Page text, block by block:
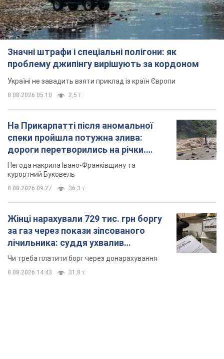
Значні штрафи і спеціальні полігони: як
проблему джипінгу вирішують за кордоном
Україні не завадить взяти приклад із країн Європи
8.08.2026 05:10 2,5 т.
На Прикарпатті після аномальної
спеки пройшла потужна злива:
дороги перетворились на річки.
Відео
Негода накрила Івано-Франківщину та
курортний Буковель
8.08.2026 09:27 36,3 т.
Жінці нарахували 729 тис. грн боргу
за газ через покази зіпсованого
лічильника: суддя ухвалив
неочікуване рішення
Чи треба платити борг через донарахування
8.08.2026 14:43 31,8 т.